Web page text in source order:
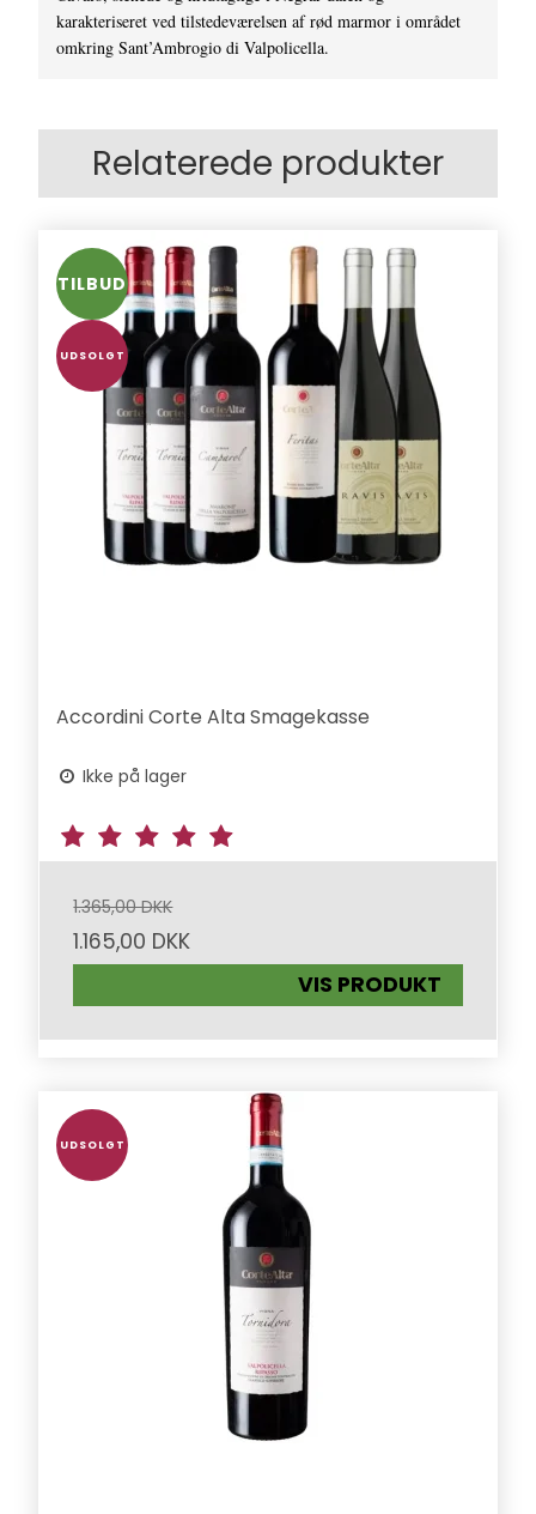
karakteriseret ved tilstedeværelsen af rød marmor i området
omkring Sant’Ambrogio di Valpolicella.
Relaterede produkter
TILBUD
UDSOLGT
Accordini Corte Alta Smagekasse
Ikke på lager
1.365,00 DKK
1.165,00 DKK
VIS PRODUKT
UDSOLGT